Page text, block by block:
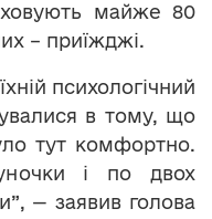
майже 80
– приїжджі.
психологічний
в тому, що
тут комфортно.
і по двох
— заявив голова